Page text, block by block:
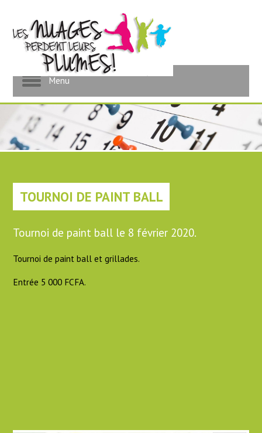
Événementiel pour les
enfants
Menu
TOURNOI DE PAINT BALL
Tournoi de paint ball le 8 février 2020.
Tournoi de paint ball et grillades.
Entrée 5 000 FCFA.